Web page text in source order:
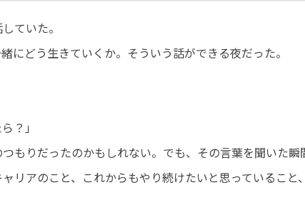
ていた。
にどう生きていくか。そういう話ができる夜だった。
？」
もりだったのかもしれない。でも、その言葉を聞いた瞬
リアのこと、これからもやり続けたいと思っているこ